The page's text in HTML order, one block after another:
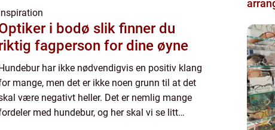
i bodø slik finner du
fagperson for dine øyne
har ikke nødvendigvis en positiv klang
mange, men det er ikke noen grunn til at det
være negativt heller. Det er nemlig mange
med hundebur, og her skal vi se litt